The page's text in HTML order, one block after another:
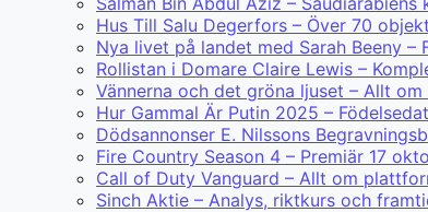
Hus Till Salu Degerfors – Över 70
Nya livet på landet med Sarah Beeny
Rollistan i Domare Claire Lewis –
Vännerna och det gröna ljuset – Allt
Hur Gammal Är Putin 2025 –
Dödsannonser E. Nilssons
Fire Country Season 4 – Premiär 17
Call of Duty Vanguard – Allt om
Sinch Aktie – Analys, riktkurs och